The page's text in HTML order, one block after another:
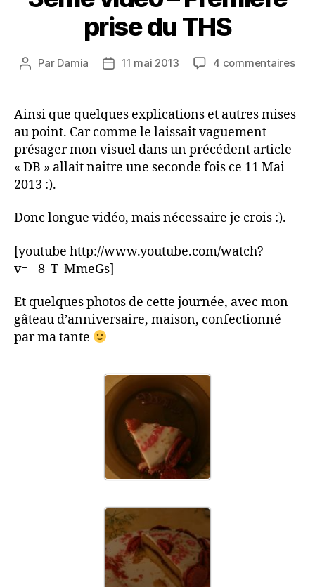
prise du THS
Auteur
Par Damia
Date11 mai 2013 4 commentairessur
Ainsi que quelques explications et autres mises
au point. Car comme le laissait vaguement
présager mon visuel dans un précédent article
« DB » allait naitre une seconde fois ce 11 Mai
2013 :).
Donc longue vidéo, mais nécessaire je crois :).
[youtube http://www.youtube.com/watch?
v=_-8_T_MmeGs]
Et quelques photos de cette journée, avec mon
gâteau d’anniversaire, maison, confectionné
par ma tante